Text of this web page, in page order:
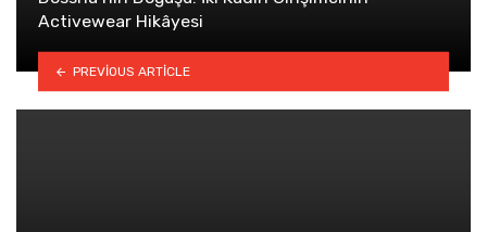
Activewear Hikâyesi
PREVIOUS ARTICLE